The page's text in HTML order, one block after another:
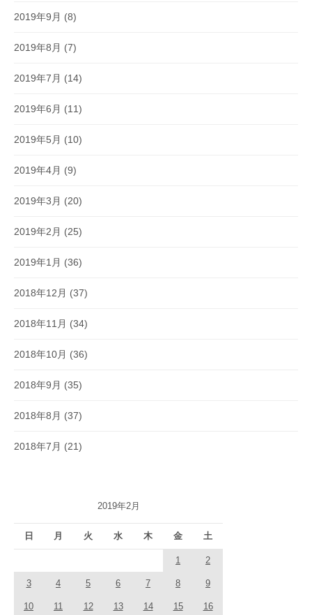
2019年9月 (8)
2019年8月 (7)
2019年7月 (14)
2019年6月 (11)
2019年5月 (10)
2019年4月 (9)
2019年3月 (20)
2019年2月 (25)
2019年1月 (36)
2018年12月 (37)
2018年11月 (34)
2018年10月 (36)
2018年9月 (35)
2018年8月 (37)
2018年7月 (21)
2019年2月
日 月 火 水 木 金 土
1 2
3 4 5 6 7 8 9
10 11 12 13 14 15 16